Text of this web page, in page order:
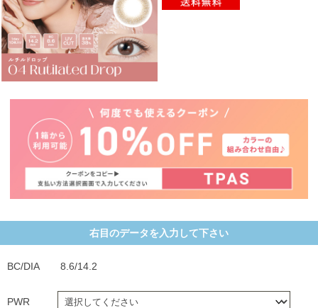
右目のデータを入力して下さい
BC/DIA 8.6/14.2
PWR